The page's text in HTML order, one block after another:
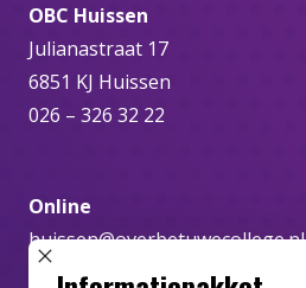
OBC Huissen
Julianastraat 17
6851 KJ Huissen
026 – 326 32 22
Online
huissen@overbetuwecollege.nl
SLUIT POPUP